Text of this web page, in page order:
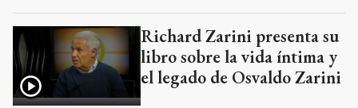
Richard Zarini presenta su
libro sobre la vida íntima y
el legado de Osvaldo Zarini